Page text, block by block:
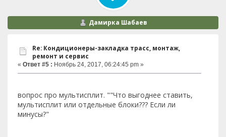
Дамирка Шабаев
Re: Кондиционеры-закладка трасс, монтаж,
ремонт и сервис
« Ответ #5 : Ноябрь 24, 2017, 06:24:45 pm »
вопрос про мультисплит. ""Что выгоднее ставить,
мультисплит или отдельные блоки??? Если ли
минусы?"